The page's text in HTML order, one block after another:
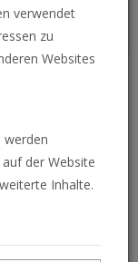
ist die
verwendet
zu
Websites
werden
der Website
Inhalte.